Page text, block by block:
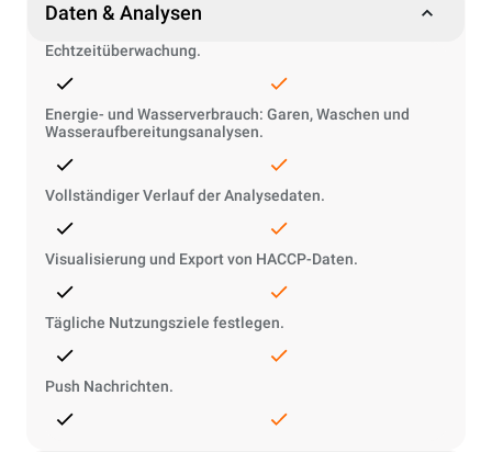
Daten & Analysen
Echtzeitüberwachung.
Energie- und Wasserverbrauch: Garen, Waschen und
Wasseraufbereitungsanalysen.
Vollständiger Verlauf der Analysedaten.
Visualisierung und Export von HACCP-Daten.
Tägliche Nutzungsziele festlegen.
Push Nachrichten.